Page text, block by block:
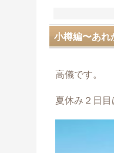
小樽編〜あれ
高儀です。
夏休み２日